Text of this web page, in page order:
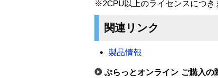
※2CPU以上のライセンスにつ
関連リンク
製品情報
ぷらっとオンライン ご購入の